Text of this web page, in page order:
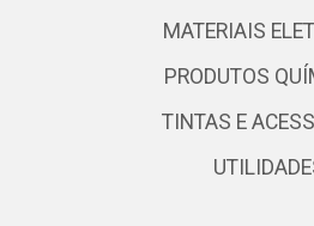
MATERIAIS
PRODUTOS
TINTAS E